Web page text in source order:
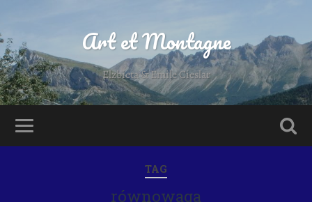
Art et Montagne
Elzbieta & Emile Cieslar
TAG
równowaga